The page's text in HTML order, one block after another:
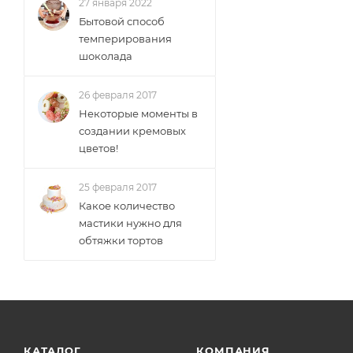
27 января 2022
Бытовой способ
темперирования
шоколада
26 февраля 2017
Некоторые моменты в
создании кремовых
цветов!
25 февраля 2017
Какое количество
мастики нужно для
обтяжки тортов